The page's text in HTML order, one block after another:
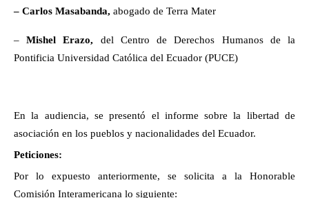
– Carlos Masabanda, abogado de Terra Mater
– Mishel Erazo,
del Centro de Derechos Humanos de la
Pontificia Universidad Católica del Ecuador (PUCE)
En la audiencia, se presentó el informe sobre la libertad de
asociación en los pueblos y nacionalidades del Ecuador.
Peticiones:
Por lo expuesto anteriormente, se solicita a la Honorable
Comisión Interamericana lo siguiente: